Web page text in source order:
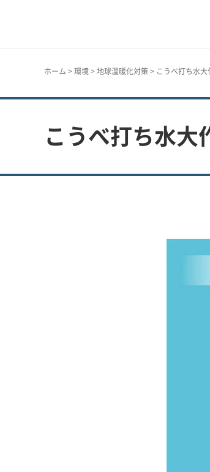
ホーム > 環境> 地球温暖化対策> こうべ打ち水大
こうべ打ち水大